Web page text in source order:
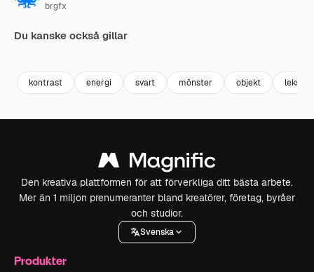
brgfx
Du kanske också gillar
kontrast energi svart mönster objekt leksak
Den kreativa plattformen för att förverkliga ditt bästa arbete.
Mer än 1 miljon prenumeranter bland kreatörer, företag, byråer
och studior.
Svenska
Produkter